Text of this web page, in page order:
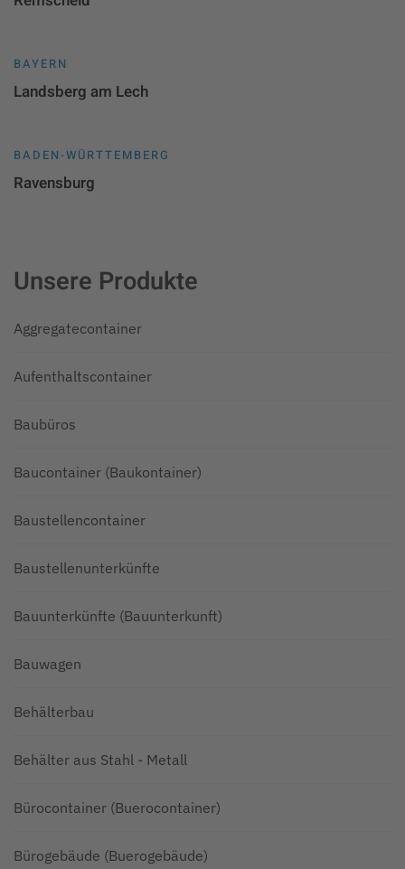
BAYERN
Landsberg am Lech
BADEN-WÜRTTEMBERG
Ravensburg
Unsere Produkte
Aggregatecontainer
Aufenthaltscontainer
Baubüros
Baucontainer (Baukontainer)
Baustellencontainer
Baustellenunterkünfte
Bauunterkünfte (Bauunterkunft)
Bauwagen
Behälterbau
Behälter aus Stahl - Metall
Bürocontainer (Buerocontainer)
Bürogebäude (Buerogebäude)